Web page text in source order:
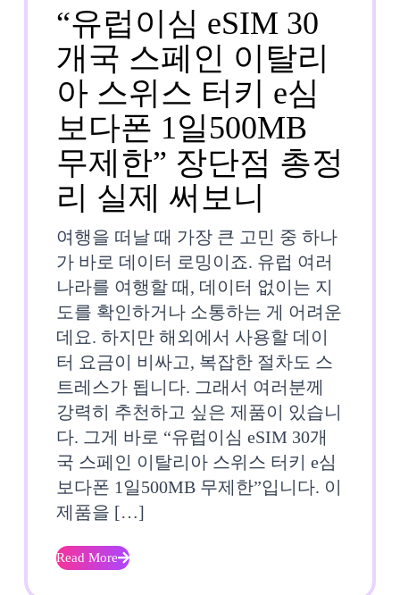
2026
NOW
“유럽이심 eSIM 30
개국 스페인 이탈리
아 스위스 터키 e심
보다폰 1일500MB
무제한” 장단점 총정
리 실제 써보니
럽
이
심
eSIM
30
개
국
스
여행을 떠날 때 가장 큰 고민 중 하나
가 바로 데이터 로밍이죠. 유럽 여러
나라를 여행할 때, 데이터 없이는 지
도를 확인하거나 소통하는 게 어려운
데요. 하지만 해외에서 사용할 데이
터 요금이 비싸고, 복잡한 절차도 스
트레스가 됩니다. 그래서 여러분께
강력히 추천하고 싶은 제품이 있습니
다. 그게 바로 “유럽이심 eSIM 30개
국 스페인 이탈리아 스위스 터키 e심
보다폰 1일500MB 무제한”입니다. 이
제품을 […]
Read More
Read